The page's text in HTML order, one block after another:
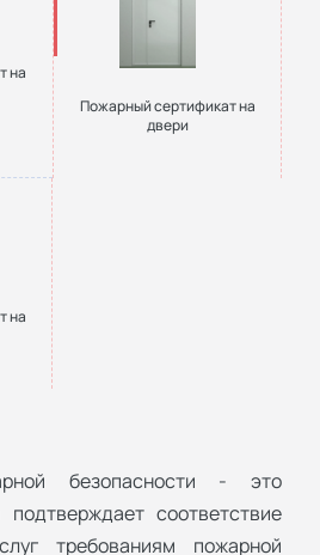
на
Пожарный сертификат на
двери
на
безопасности - это
соответствие
требованиям пожарной